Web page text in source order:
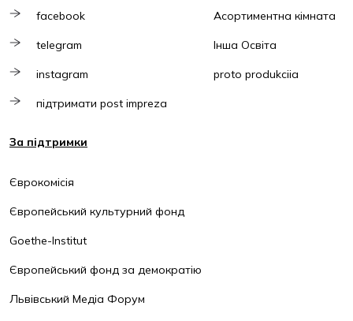
facebook
telegram
instagram
підтримати post impreza
Асортиментна кімната
Інша Освіта
proto produkciia
За підтримки
Єврокомісія
Європейський культурний фонд
Goethe-Institut
Європейський фонд за демократію
Львівський Медіа Форум